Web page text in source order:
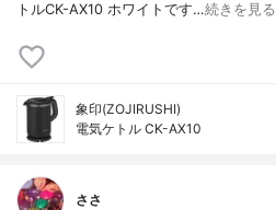
トルCK-AX10 ホワイトです…続きを見る
象印(ZOJIRUSHI)
電気ケトル CK-AX10
ささ